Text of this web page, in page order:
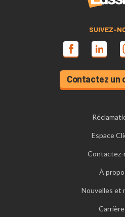
SUIVEZ-
Contactez un
Espace
Contactez-
À
Nouvelles et